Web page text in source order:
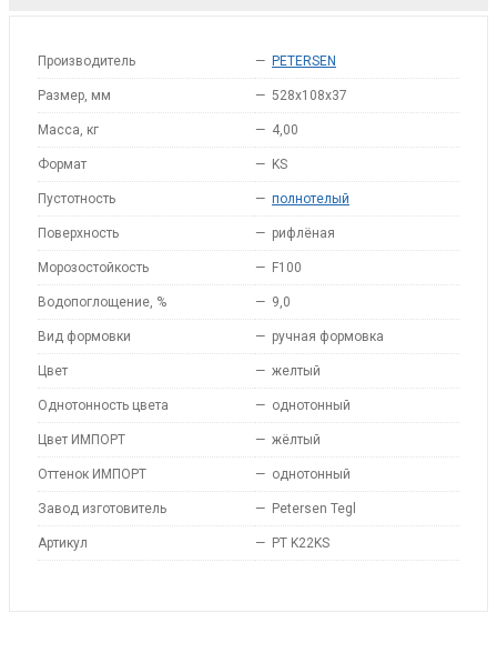
Производитель — PETERSEN
Размер, мм — 528x108x37
Масса, кг — 4,00
Формат — KS
Пустотность — полнотелый
Поверхность — рифлёная
Морозостойкость — F100
Водопоглощение, % — 9,0
Вид формовки — ручная формовка
Цвет — желтый
Однотонность цвета — однотонный
Цвет ИМПОРТ — жёлтый
Оттенок ИМПОРТ — однотонный
Завод изготовитель — Petersen Tegl
Артикул — PT K22KS